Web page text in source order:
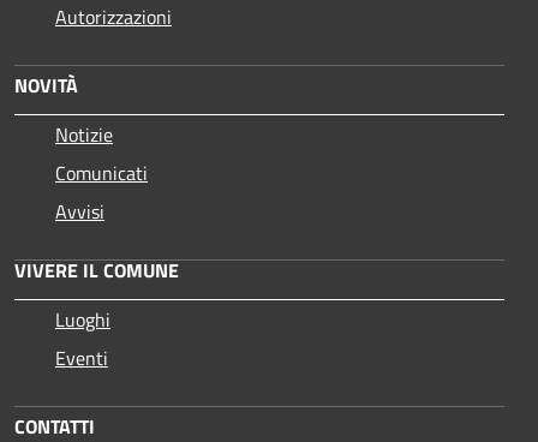
Autorizzazioni
NOVITÀ
Notizie
Comunicati
Avvisi
VIVERE IL COMUNE
Luoghi
Eventi
CONTATTI